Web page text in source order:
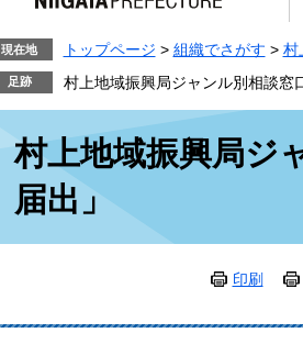
現在地 トップページ > 組織でさがす > 村
村上地域振興局ジャンル別相談窓
村上地域振興局ジ
届出」
印刷